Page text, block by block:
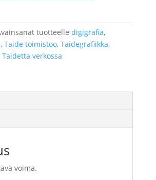
tuotteelle digigrafia,
, Taide toimistoo, Taidegrafiikka,
Taidetta verkossa
voima.